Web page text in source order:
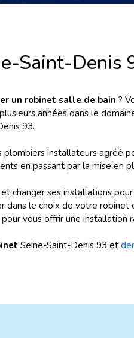
Saint-Denis
un robinet salle de bain ?
années dans le
93.
plombiers installateurs
en passant par la mise en
changer ses installations
le choix de votre
vous offrir une installation
Seine-Saint-Denis 93 et